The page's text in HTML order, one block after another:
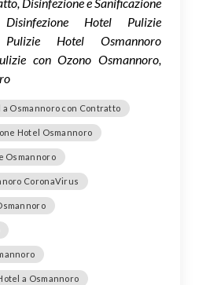
Hotel Pulizie
Hotel Osmannoro
con Ozono Osmannoro,
Osmannoro con Contratto
Hotel Osmannoro
Osmannoro
CoronaVirus
a Osmannoro